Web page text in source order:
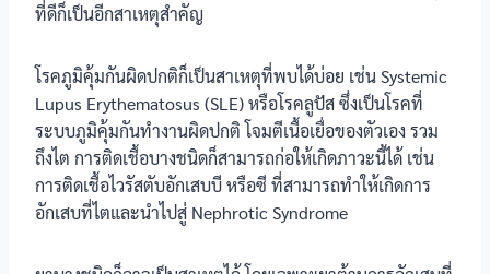
ที่ดีก็เป็นอีกสาเหตุสำคัญ
โรคภูมิคุ้มกันผิดปกติก็เป็นสาเหตุที่พบได้บ่อย เช่น Systemic
Lupus Erythematosus (SLE) หรือโรคลูปัส ซึ่งเป็นโรคที่
ระบบภูมิคุ้มกันทำงานผิดปกติ โจมตีเนื้อเยื่อของตัวเอง รวม
ถึงไต การติดเชื้อบางชนิดก็สามารถก่อให้เกิดภาวะนี้ได้ เช่น
การติดเชื้อไวรัสตับอักเสบบี หรือซี ที่สามารถทำให้เกิดการ
อักเสบที่ไตและนำไปสู่ Nephrotic Syndrome